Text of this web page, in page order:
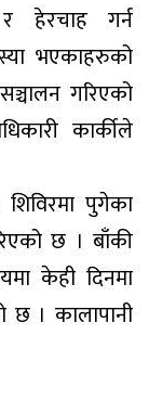
हेरचाह गर्न
भएकाहरुको
गरिएको
कार्कीले
शिविरमा पुगेका
छ । बाँकी
केही दिनमा
छ । कालापानी